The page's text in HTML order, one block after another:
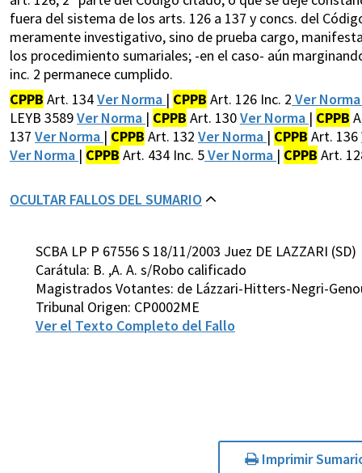
fuera del sistema de los arts. 126 a 137 y concs. del
meramente investigativo, sino de prueba cargo,
los procedimiento sumariales; -en el caso- aún
inc. 2 permanece cumplido.
CPPB Art. 134Ver Norma | CPPB Art. 126 Inc. 2 Ver
LEYB 3589Ver Norma | CPPB Art. 130Ver Norma | CPPB
137 Ver Norma | CPPB Art. 132 Ver Norma | CPPB Art. 136
Ver Norma | CPPB Art. 434 Inc. 5Ver Norma | CPPB Art.
OCULTAR FALLOS DEL SUMARIO
SCBA LP P 67556 S 18/11/2003 Juez DE LAZZARI (SD)
Carátula: B. ,A. A. s/Robo calificado
Magistrados Votantes: de Lázzari-Hitters-Negri-
Tribunal Origen: CP0002ME
Ver el Texto Completo del Fallo
Imprimir